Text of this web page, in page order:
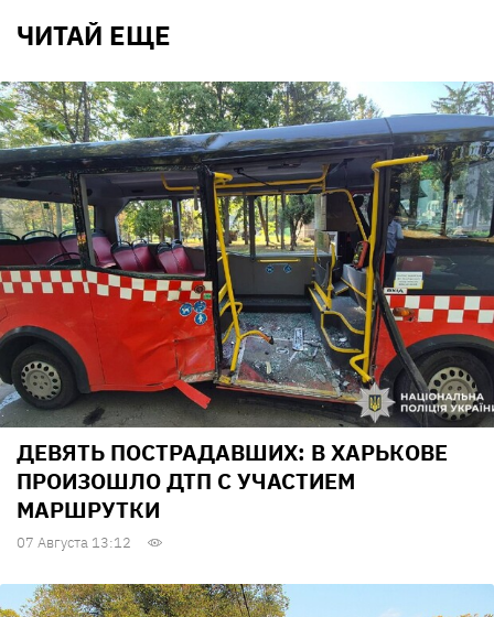
ЧИТАЙ ЕЩЕ
ДЕВЯТЬ ПОСТРАДАВШИХ: В ХАРЬКОВЕ
ПРОИЗОШЛО ДТП С УЧАСТИЕМ
МАРШРУТКИ
07 Августа 13:12